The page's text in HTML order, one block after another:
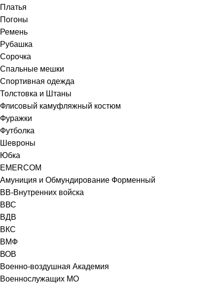
Платья
Погоны
Ремень
Рубашка
Сорочка
Спальные мешки
Спортивная одежда
Толстовка и Штаны
Флисовый камуфляжный костюм
Фуражки
Футболка
Шевроны
Юбка
EMERCOM
Амуниция и Обмундирование Форменный
ВВ-Внутренних войска
ВВС
ВДВ
ВКС
ВМФ
ВОВ
Военно-воздушная Академия
Военнослужащих МО